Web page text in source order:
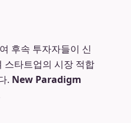
후속 투자자들이 신
스타트업의 시장 적합
. New Paradigm